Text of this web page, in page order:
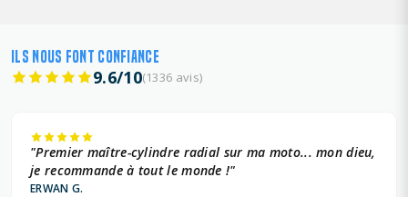
ILS NOUS FONT CONFIANCE
9.6/10(1336 avis)
"Premier maître-cylindre radial sur ma moto... mon dieu,
je recommande à tout le monde !"
ERWAN G.